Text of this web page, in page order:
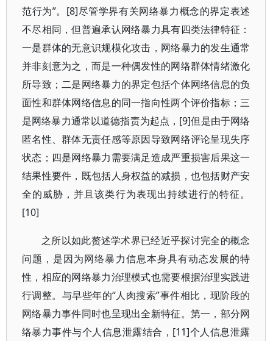
范行为”。[8]尽管学界有关网络暴力概念的界定表述
不尽相同，但普遍承认网络暴力具有四类法律特征：
一是群体的无意识规模化攻击，网络暴力的发生通常
并非刻意为之，而是一种偶发性的网络群体情绪激化
所导致；二是网络暴力的界定包括个体网络信息的负
面性和群体网络信息的同一指向性两个评价指标；三
是网络暴力通常以道德指责为起点，[9]但是由于网络
匿名性、群体无责任感等原因导致网络评论呈现失序
状态；四是网络暴力需要满足造成严重损害后果这一
结果性要件，既包括人身权益的减损，也包括财产安
全的威胁，并且该类行为表现出持续进行的特征。
[10]
之所以如此赘述学术界已经近乎探讨完全的概念
问题，是因为网络暴力信息本身具有动态发展的特
性，相应的网络暴力治理模式也需要根据治理实践进
行调整。与早些年的“人肉搜索”事件相比，现阶段的
网络暴力事件同时也呈现出全新特征。第一，部分网
络暴力事件与个人信息泄露结合，[11]个人信息泄露